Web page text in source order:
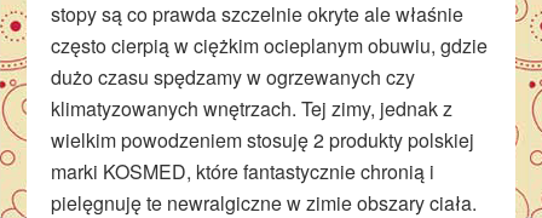
stopy są co prawda szczelnie okryte ale właśnie
często cierpią w ciężkim ocieplanym obuwiu, gdzie
dużo czasu spędzamy w ogrzewanych czy
klimatyzowanych wnętrzach. Tej zimy, jednak z
wielkim powodzeniem stosuję 2 produkty polskiej
marki KOSMED, które fantastycznie chronią i
pielęgnuję te newralgiczne w zimie obszary ciała.